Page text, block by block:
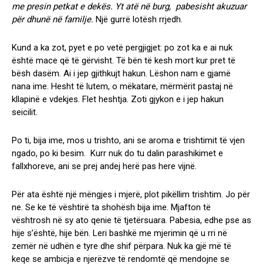
me presin petkat e dekës. Yt atë në burg, pabesisht akuzuar
për dhunë në familje. Një gurrë lotësh rrjedh.
Kund a ka zot, pyet e po vetë pergjigjet: po zot ka e ai nuk
është mace që të gërvisht. Të bën të kesh mort kur pret të
bësh dasëm. Ai i jep gjithkujt hakun. Lëshon nam e gjamë
nana ime. Hesht të lutem, o mëkatare, mërmërit pastaj në
kllapinë e vdekjes. Flet heshtja. Zoti gjykon e i jep hakun
seicilit.
Po ti, bija ime, mos u trishto, ani se aroma e trishtimit të vjen
ngado, po ki besim. Kurr nuk do tu dalin parashikimet e
fallxhoreve, ani se prej andej herë pas here vijnë.
Për ata është një mëngjes i mjerë, plot pikëllim trishtim. Jo për
ne. Se ke të vështirë ta shohësh bija ime. Mjafton të
vështrosh në sy ato qenie të tjetërsuara. Pabesia, edhe pse as
hije s’është, hije bën. Leri bashkë me mjerimin që u rri në
zemër në udhën e tyre dhe shif përpara. Nuk ka gjë më të
keqe se ambicja e njerëzve të rendomtë që mendojne se